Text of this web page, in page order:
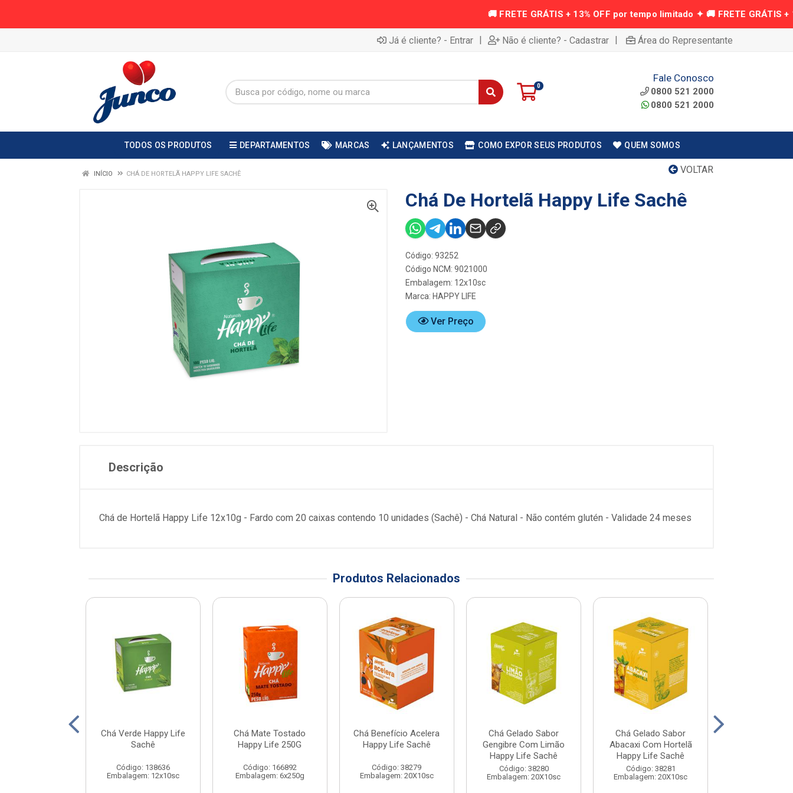
Já é cliente? - Entrar | Não é cliente? - Cadastrar | Área do Representante
0
Fale Conosco
0800 521 2000
0800 521 2000
TODOS OS PRODUTOS DEPARTAMENTOS MARCAS LANÇAMENTOS COMO EXPOR SEUS PRODUTOS QUEM SOMOS
VOLTAR
INÍCIO CHÁ DE HORTELÃ HAPPY LIFE SACHÊ
Chá De Hortelã Happy Life Sachê
Código: 93252
Código NCM: 9021000
Embalagem: 12x10sc
Marca: HAPPY LIFE
Ver Preço
Descrição
Chá de Hortelã Happy Life 12x10g - Fardo com 20 caixas contendo 10 unidades (Sachê) - Chá Natural - Não contém glutén - Validade 24 meses
Produtos Relacionados
Chá Verde Happy Life
Sachê
Código: 138636
Embalagem: 12x10sc
Chá Mate Tostado
Happy Life 250G
Código: 166892
Embalagem: 6x250g
Chá Benefício Acelera
Happy Life Sachê
Código: 38279
Embalagem: 20X10sc
Chá Gelado Sabor
Gengibre Com Limão
Happy Life Sachê
Código: 38280
Embalagem: 20X10sc
Chá Gelado Sabor
Abacaxi Com Hortelã
Happy Life Sachê
Código: 38281
Embalagem: 20X10sc